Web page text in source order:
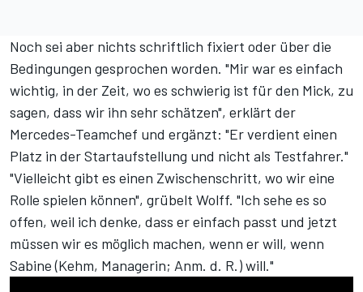
Noch sei aber nichts schriftlich fixiert oder über die
Bedingungen gesprochen worden. "Mir war es einfach
wichtig, in der Zeit, wo es schwierig ist für den Mick, zu
sagen, dass wir ihn sehr schätzen", erklärt der
Mercedes-Teamchef und ergänzt: "Er verdient einen
Platz in der Startaufstellung und nicht als Testfahrer."
"Vielleicht gibt es einen Zwischenschritt, wo wir eine
Rolle spielen können", grübelt Wolff. "Ich sehe es so
offen, weil ich denke, dass er einfach passt und jetzt
müssen wir es möglich machen, wenn er will, wenn
Sabine (Kehm, Managerin; Anm. d. R.) will."